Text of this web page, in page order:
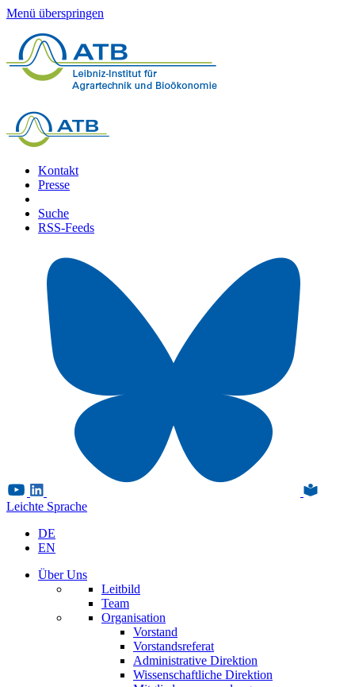
Menü überspringen
Kontakt
Presse
Suche
RSS-Feeds
Leichte Sprache
DE
EN
Über Uns
Leitbild
Team
Organisation
Vorstand
Vorstandsreferat
Administrative Direktion
Wissenschaftliche Direktion